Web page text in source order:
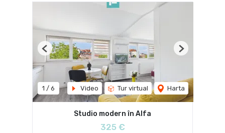
1 / 6 Video Tur virtual Harta
Previous Next
Studio modern în Alfa
325 €